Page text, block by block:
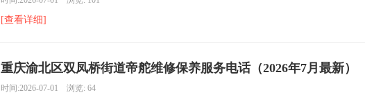
[查看详细]
重庆渝北区双凤桥街道帝舵维修保养服务电话（2026年7月最新）
时间:2026-07-01 浏览: 64